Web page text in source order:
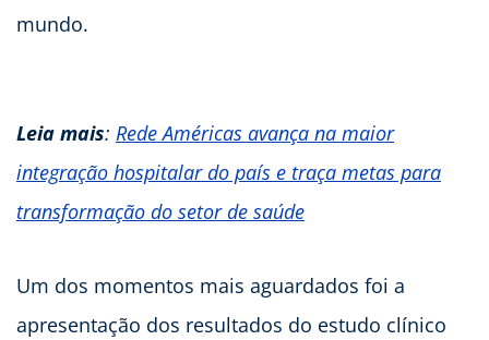
mundo.
Leia mais: Rede Américas avança na maior
integração hospitalar do país e traça metas para
transformação do setor de saúde
Um dos momentos mais aguardados foi a
apresentação dos resultados do estudo clínico